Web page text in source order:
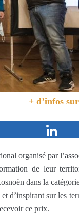
+ d’infos
organisé par
de leur
dans la
d’inspirant sur les
ce prix.